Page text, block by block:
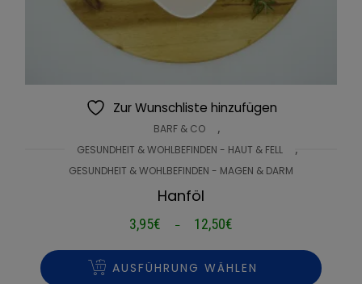
Zur Wunschliste hinzufügen
BARF & CO ,
GESUNDHEIT & WOHLBEFINDEN - HAUT & FELL ,
GESUNDHEIT & WOHLBEFINDEN - MAGEN & DARM
Hanföl
3,95€ – 12,50€
bis
AUSFÜHRUNG WÄHLEN